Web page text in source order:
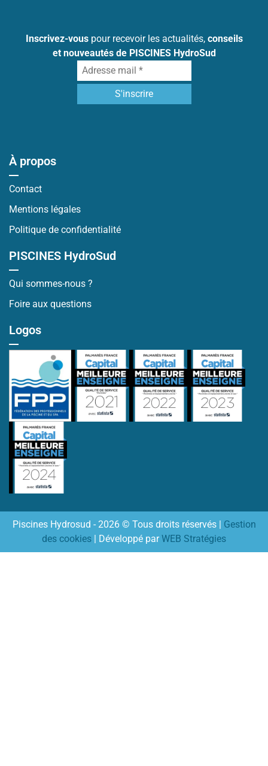
Inscrivez-vouspour recevoir les actualités, conseils
et nouveautés de PISCINES HydroSud
À propos
Contact
Mentions légales
Politique de confidentialité
PISCINES HydroSud
Qui sommes-nous ?
Foire aux questions
Logos
Piscines Hydrosud - 2026 © Tous droits réservés | Gestion
des cookies | Développé parWEB Stratégies